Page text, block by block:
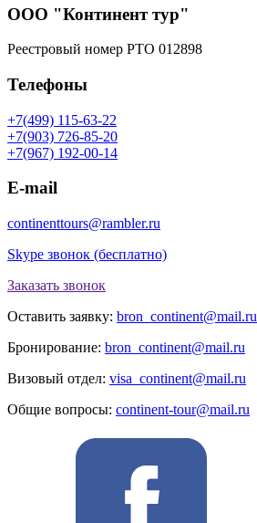
ООО "Континент тур"
Реестровый номер РТО 012898
Телефоны
+7(499) 115-63-22
+7(903) 726-85-20
+7(967) 192-00-14
E-mail
continenttours@rambler.ru
Skype звонок (бесплатно)
Заказать звонок
Оставить заявку: bron_continent@mail.ru
Бронирование: bron_continent@mail.ru
Визовый отдел: visa_continent@mail.ru
Общие вопросы: continent-tour@mail.ru